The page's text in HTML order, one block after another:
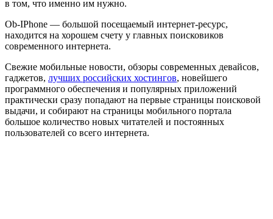
в том, что именно им нужно.
Ob-IPhone — большой посещаемый интернет-ресурс,
находится на хорошем счету у главных поисковиков
современного интернета.
Свежие мобильные новости, обзоры современных девайсов,
гаджетов, лучших российских хостингов, новейшего
программного обеспечения и популярных приложений
практически сразу попадают на первые страницы поисковой
выдачи, и собирают на страницы мобильного портала
большое количество новых читателей и постоянных
пользователей со всего интернета.